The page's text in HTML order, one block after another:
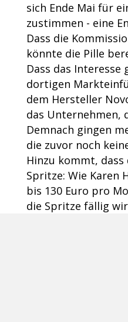
sich Ende Mai für
zustimmen - eine
Dass die
könnte die Pille
Dass das
dortigen
dem Hersteller
das Unternehmen,
Demnach gingen
die zuvor noch
Hinzu kommt,
Spritze: Wie Karen
bis 130 Euro pro
die Spritze fällig